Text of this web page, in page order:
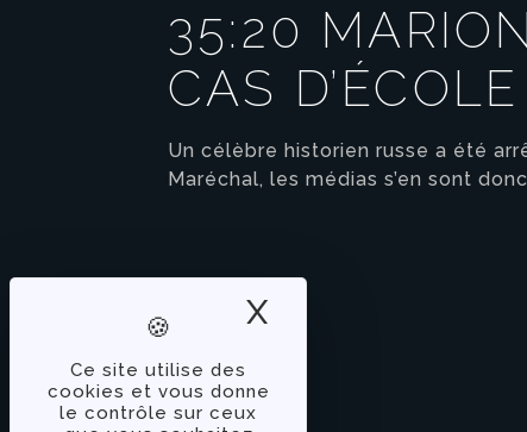
Ce site utilise des
cookies et vous donne
le contrôle sur ceux
X
35:20
CAS D’ÉCOLE
Un célèbre historien russe a été
Maréchal, les médias s’en sont